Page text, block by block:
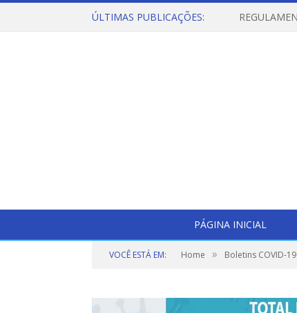
ÚLTIMAS PUBLICAÇÕES:
PÁGINA INICIAL
VOCÊ ESTÁ EM: Home » Boletins COVID-19